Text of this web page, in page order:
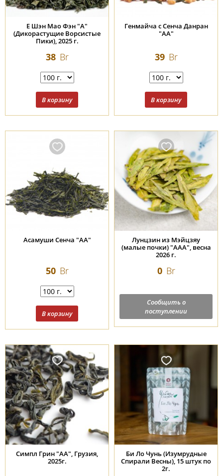
Е Шэн Мао Фэн "А"
(Дикорастущие Ворсистые
Пики), 2025 г.
38 Br
Генмайча с Сенча Данран
"АА"
39 Br
Асамуши Сенча "АА"
50 Br
Лунцзин из Мэйцзяу
(малые почки) "ААА", весна
2026 г.
0 Br
Сообщить о
поступлении
Симпл Грин "АА", Грузия,
2025г.
Би Ло Чунь (Изумрудные
Спирали Весны), 15 штук по
2г.